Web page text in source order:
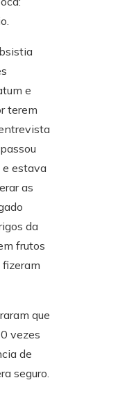
e
terem
e estava
as
da
frutos
fizeram
que
vezes
de
seguro.